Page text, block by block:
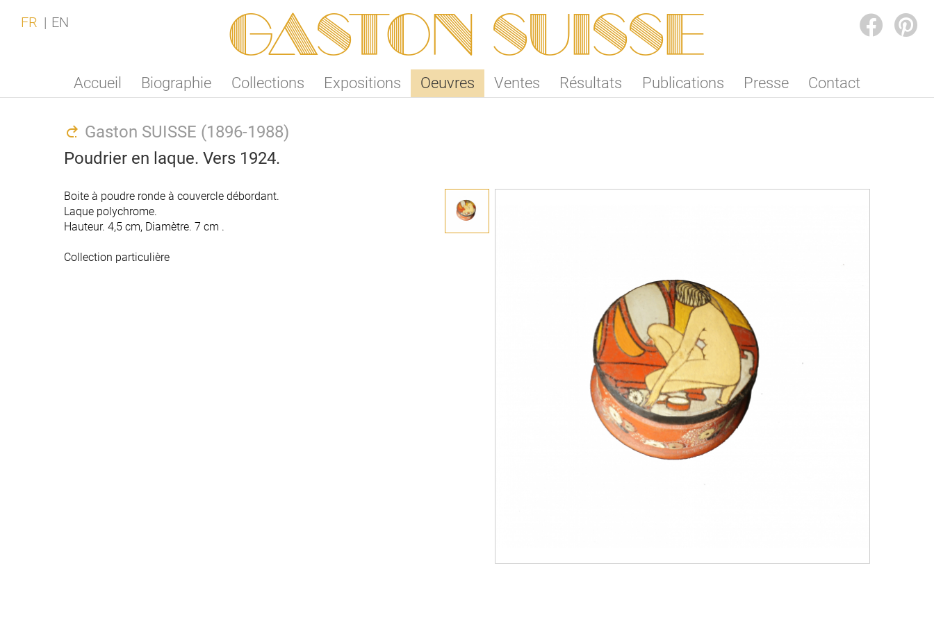
Gaston SUISSE
Accueil Biographie Collections Expositions Oeuvres Ventes Résultats Publications Presse Contact
FR EN
Gaston SUISSE (1896-1988)
Poudrier en laque. Vers 1924.
Boite à poudre ronde à couvercle débordant.
Laque polychrome.
Hauteur. 4,5 cm, Diamètre. 7 cm .
Collection particulière
Boite à poudre ronde à couvercle débordant.
Laque polychrome.
Hauteur. 4,5 cm, Diamètre. 7 cm .
Collection particulière